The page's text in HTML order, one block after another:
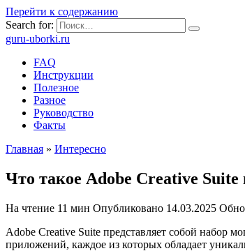
Перейти к содержанию
Search for:
guru-uborki.ru
FAQ
Инструкции
Полезное
Разное
Руководство
Факты
Главная » Интересно
Что такое Adobe Creative Suite
На чтение 11 мин Опубликовано 14.03.2025
Adobe Creative Suite представляет собой набор
приложений, каждое из которых обладает